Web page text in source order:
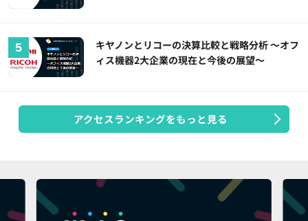
キヤノンとリコーの決算比較と戦略分析 ～オフ
ィス機器2大企業の現在と今後の展望～
アクセスランキングをもっと見る